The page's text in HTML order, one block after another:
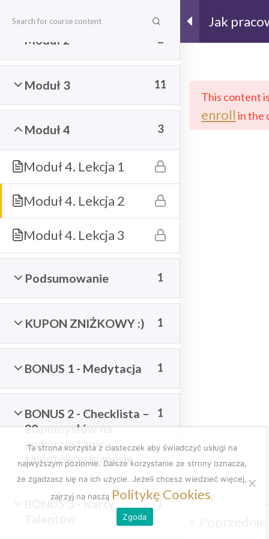
Strona główna
Jak
Moduł 2 2
Moduł 3 11
Moduł 4 3
Moduł 4. Lekcja 1
Moduł 4. Lekcja 2
Moduł 4. Lekcja 3
Podsumowanie 1
KUPON ZNIŻKOWY :) 1
BONUS 1 - Medytacja 1
BONUS 2 - Checklista –
20 pomysłów na
wykorzystanie
talentów w biznesie
1
BONUS 3 - Karty
1
This content
enroll in the
Dołącz do Newslettera!
Email
ZAPISZ SIĘ
kontakt@asiagrzywacz.pl
Coach
zawodowy
Regulamin
Polityka prywatności
Copyright © 2023 Asia Grzywacz
Ta strona korzysta z ciasteczek aby świadczyć usługi na
najwyższym poziomie. Dalsze korzystanie ze strony oznacza,
że zgadzasz się na ich użycie. Jeżeli chcesz wiedzieć więcej,
zajrzyj na naszą Politykę Cookies.
Zgoda